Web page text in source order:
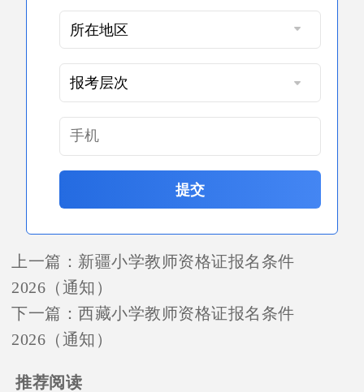
提交
上一篇： 新疆小学教师资格证报名条件
2026（通知）
下一篇：西藏小学教师资格证报名条件
2026（通知）
推荐阅读